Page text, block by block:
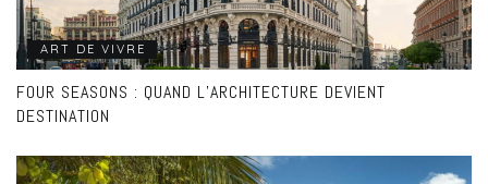
ART DE VIVRE
FOUR SEASONS : QUAND L’ARCHITECTURE DEVIENT
DESTINATION